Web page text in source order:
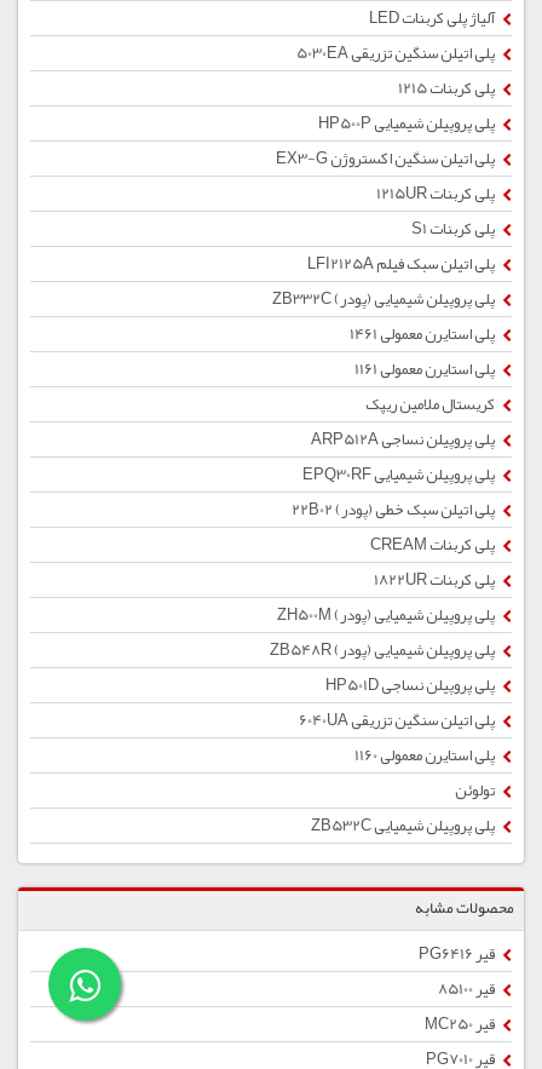
آلیاژ پلی کربنات LED
پلی اتیلن سنگین تزریقی 5030EA
پلی کربنات 1215
پلی پروپیلن شیمیایی HP500P
پلی اتیلن سنگین اکستروژن EX3-G
پلی کربنات 1215UR
پلی کربنات S1
پلی اتیلن سبک فیلم LFI2125A
پلی پروپیلن شیمیایی (پودر) ZB332C
پلی استایرن معمولی 1461
پلی استایرن معمولی 1161
کریستال ملامین ریپک
پلی پروپیلن نساجی ARP512A
پلی پروپیلن شیمیایی EPQ30RF
پلی اتیلن سبک خطی (پودر) 22B02
پلی کربنات CREAM
پلی کربنات 1822UR
پلی پروپیلن شیمیایی (پودر) ZH500M
پلی پروپیلن شیمیایی (پودر) ZB548R
پلی پروپیلن نساجی HP501D
پلی اتیلن سنگین تزریقی 6040UA
پلی استایرن معمولی 1160
تولوئن
پلی پروپیلن شیمیایی ZB532C
محصولات مشابه
قیر PG6416
قیر 85100
قیر MC250
قیر PG7010